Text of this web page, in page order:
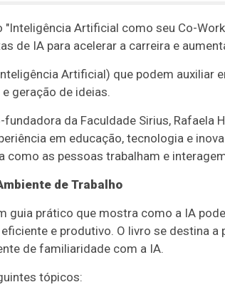
Artificial como seu Co-
de IA para acelerar a carreira e
Artificial) que podem auxiliar
geração de ideias.
da Faculdade Sirius, Rafaela
em educação, tecnologia e
as pessoas trabalham e
de Trabalho
guia prático que mostra como a IA
e produtivo. O livro se destina
de familiaridade com a IA.
tópicos: